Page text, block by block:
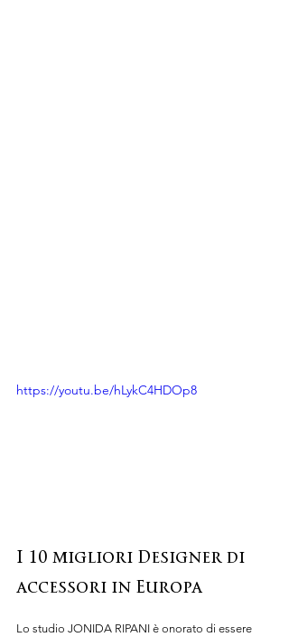
https://youtu.be/hLykC4HDOp8
I 10 migliori Designer di
accessori in Europa
Lo studio JONIDA RIPANI è onorato di essere